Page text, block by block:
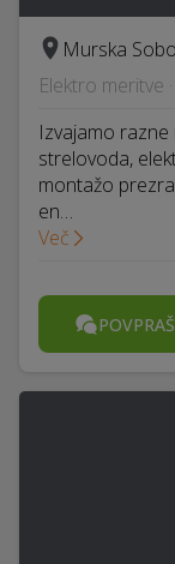
Murska
Elektro meritve
Izvajamo razne
strelovoda,
montažo
en…
Več